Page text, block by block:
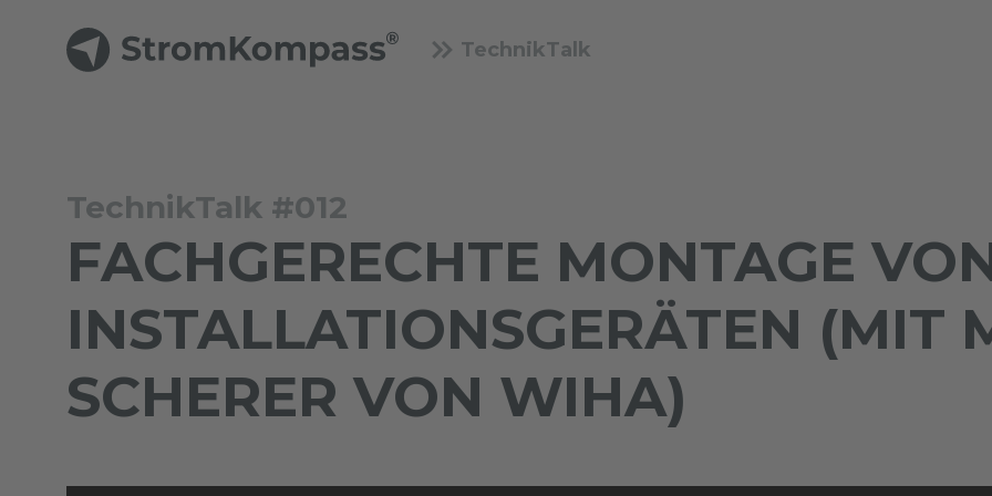
TechnikTalk
TechnikTalk #012
FACHGERECHTE MONTAGE
INSTALLATIONSGERÄTEN (MIT
SCHERER VON WIHA)